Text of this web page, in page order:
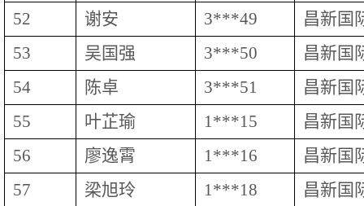
52
谢安 3***49
昌新国
53
吴国强 3***50
昌新国
54
陈卓 3***51
昌新国
55
叶芷瑜 1***15
昌新国
56
廖逸霄 1***16
昌新国
57
梁旭玲 1***18
昌新国